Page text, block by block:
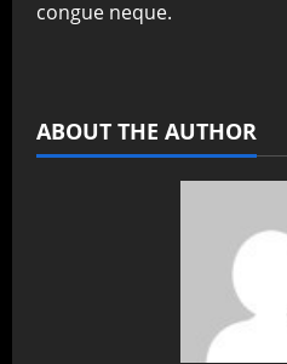
congue neque.
ABOUT THE AUTHOR